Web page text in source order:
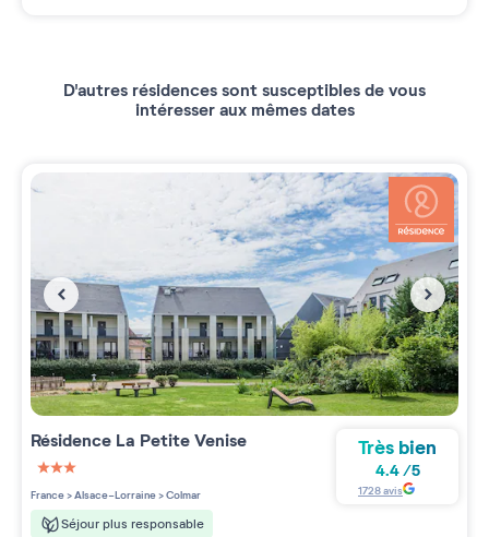
D'autres résidences sont susceptibles de vous
intéresser aux mêmes dates
Résidence La Petite Venise
3 étoiles sur 5
France>Alsace-Lorraine>Colmar
Séjour plus responsable
Très bien
4.4/5
1728avis